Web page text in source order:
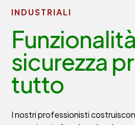
INDUSTRIALI
sicurezza
tutto
I nostri professionisti